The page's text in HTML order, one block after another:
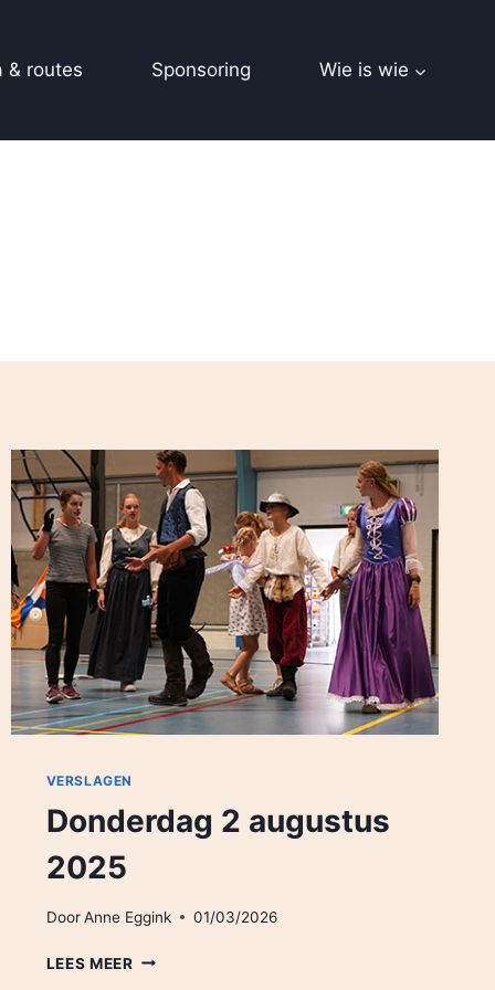
& routes Sponsoring Wie is wie
VERSLAGEN
Donderdag 2 augustus
2025
Door Anne Eggink 01/03/2026
LEES MEER DONDERDAG